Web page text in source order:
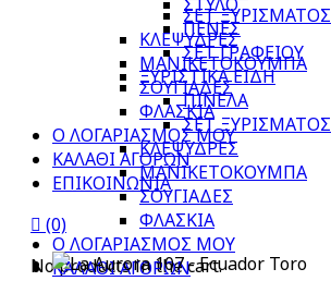
ΣΕΤ ΞΥΡΙΣΜΑΤΟΣ
ΚΛΕΨΥΔΡΕΣ
ΜΑΝΙΚΕΤΟΚΟΥΜΠΑ
ΣΟΥΓΙΑΔΕΣ
ΦΛΑΣΚΙΑ
Ο ΛΟΓΑΡΙΑΣΜΟΣ ΜΟΥ
ΚΑΛΑΘΙ ΑΓΟΡΩΝ
ΕΠΙΚΟΙΝΩΝΙΑ
(0)
No products in the cart.
ΠΕΝΕΣ
ΣΕΤ ΓΡΑΦΕΙΟΥ
ΞΥΡΙΣΤΙΚΑ ΕΙΔΗ
ΠΙΝΕΛΑ
ΣΕΤ ΞΥΡΙΣΜΑΤΟΣ
ΚΛΕΨΥΔΡΕΣ
ΜΑΝΙΚΕΤΟΚΟΥΜΠΑ
ΣΟΥΓΙΑΔΕΣ
ΦΛΑΣΚΙΑ
Ο ΛΟΓΑΡΙΑΣΜΟΣ ΜΟΥ
ΚΑΛΑΘΙ ΑΓΟΡΩΝ